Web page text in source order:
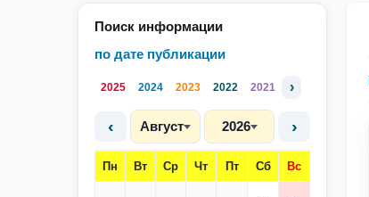
Поиск информации
по дате публикации
2025 2024 2023 2022 2021 ›
‹ Август 2026 ›
Пн Вт Ср Чт Пт Сб Вс